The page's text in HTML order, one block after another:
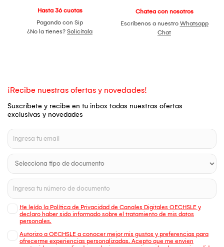
Hasta 36 cuotas
Pagando con Sip
¿No la tienes? Solicítala
Chatea con nosotros
Escríbenos a nuestro Whatsapp
Chat
¡Recibe nuestras ofertas y novedades!
Suscríbete y recibe en tu inbox todas nuestras ofertas
exclusivas y novedades
He leído la Política de Privacidad de Canales Digitales OECHSLE y
declaro haber sido informado sobre el tratamiento de mis datos
personales.
Autorizo a OECHSLE a conocer mejor mis gustos y preferencias para
ofrecerme experiencias personalizadas. Acepto que me envien